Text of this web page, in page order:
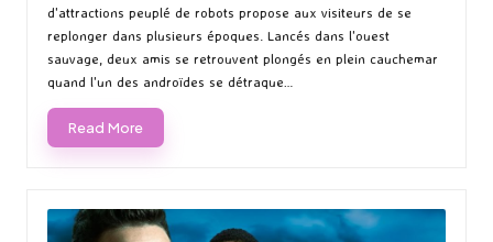
d'attractions peuplé de robots propose aux visiteurs de se
replonger dans plusieurs époques. Lancés dans l'ouest
sauvage, deux amis se retrouvent plongés en plein cauchemar
quand l'un des androïdes se détraque…
Read More